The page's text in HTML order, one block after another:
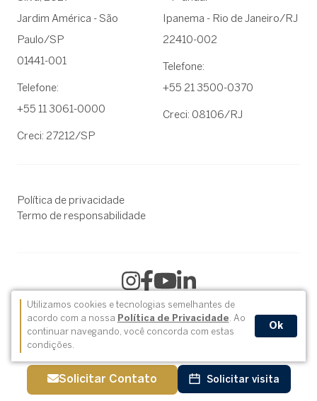
Utilizamos cookies e tecnologias semelhantes de
acordo com a nossa Política de Privacidade. Ao
continuar navegando, você concorda com estas
condições.
Ok
Solicitar Contato Solicitar visita
Jardim América - São
Paulo/SP
01441-001
Telefone:
+55 11 3061-0000
Creci: 27212/SP
Ipanema - Rio de Janeiro/RJ
22410-002
Telefone:
+55 21 3500-0370
Creci: 08106/RJ
Política de privacidade
Termo de responsabilidade
2004-2026 © Sotheby´s International Realty® é uma marca
registada da Sotheby´s International Realty Affiliates
independente.